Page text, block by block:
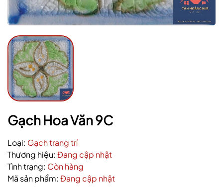
Gạch Hoa Văn 9C
Loại: Gạch trang trí
Thương hiệu: Đang cập nhật
Tình trạng: Còn hàng
Mã sản phẩm: Đang cập nhật